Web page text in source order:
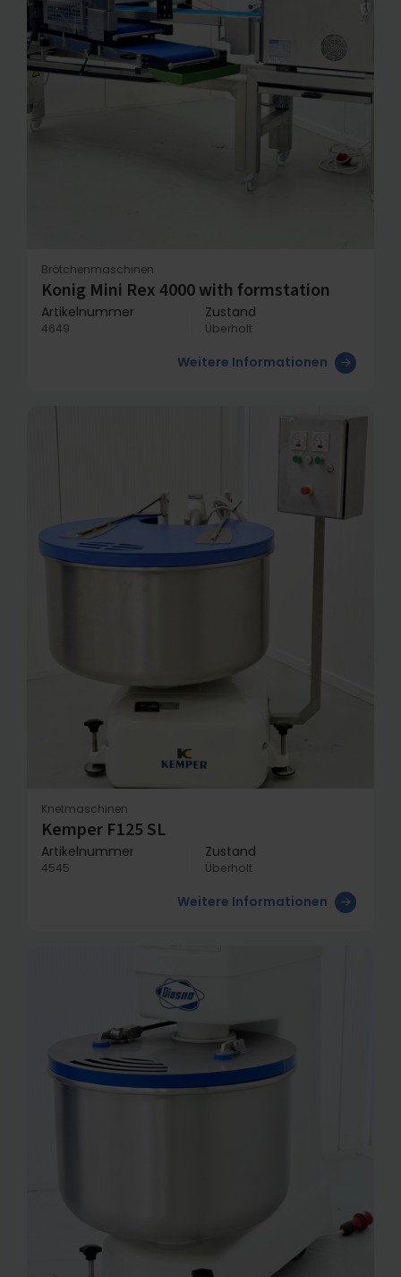
Brötchenmaschinen
Konig Mini Rex 4000 with formstation
Artikelnummer
4649
Zustand
Überholt
Weitere Informationen
Knetmaschinen
Kemper F125 SL
Artikelnummer
4545
Zustand
Überholt
Weitere Informationen